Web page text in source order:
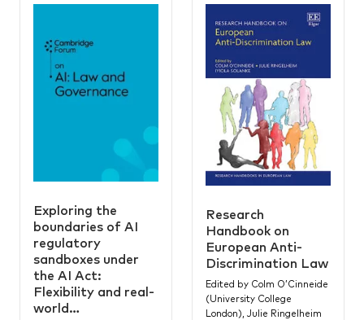
Exploring the
boundaries of AI
regulatory
sandboxes under
the AI Act:
Flexibility and real-
world…
Research
Handbook on
European Anti-
Discrimination Law
Edited by Colm O’Cinneide
(University College
London), Julie Ringelheim